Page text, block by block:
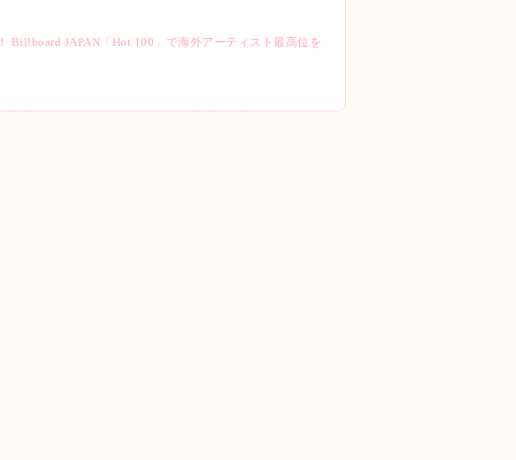
Billboard JAPAN「Hot 100」で海外アーティスト最高位を